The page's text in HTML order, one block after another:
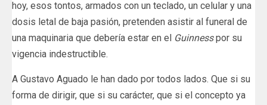
hoy, esos tontos, armados con un teclado, un celular y una
dosis letal de baja pasión, pretenden asistir al funeral de
una maquinaria que debería estar en el Guinnesspor su
vigencia indestructible.
A Gustavo Aguado le han dado por todos lados. Que si su
forma de dirigir, que si su carácter, que si el concepto ya